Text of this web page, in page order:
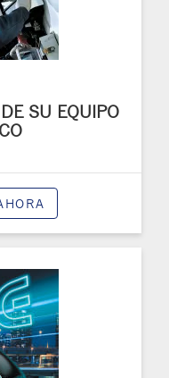
SU EQUIPO